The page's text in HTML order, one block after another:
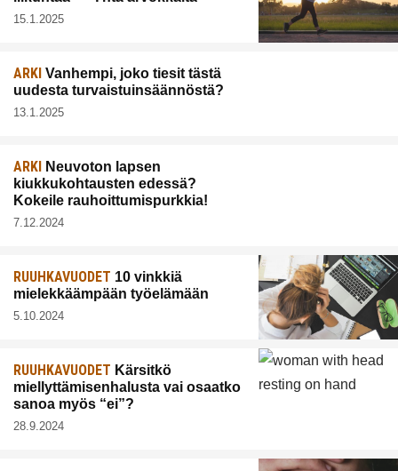
15.1.2025
ARKI Vanhempi, joko tiesit tästä
uudesta turvaistuinsäännöstä?
13.1.2025
ARKI
Neuvoton lapsen
kiukkukohtausten edessä?
Kokeile rauhoittumispurkkia!
7.12.2024
RUUHKAVUODET 10 vinkkiä
mielekkäämpään työelämään
5.10.2024
RUUHKAVUODET Kärsitkö
miellyttämisenhalusta vai osaatko
sanoa myös “ei”?
28.9.2024